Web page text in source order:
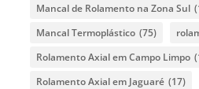
Mancal de Rolamento na Zona Sul
Mancal Termoplástico (75)
Rolamento Axial em Campo Limpo
Rolamento Axial em Jaguaré (17)